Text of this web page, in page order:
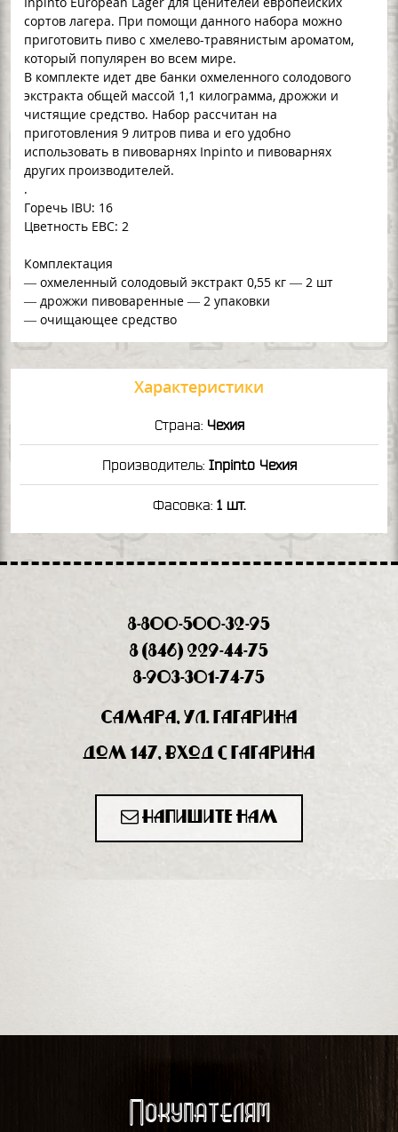
сортов лагера. При помощи данного набора можно
приготовить пиво с хмелево-травянистым ароматом,
который популярен во всем мире.
В комплекте идет две банки охмеленного солодового
экстракта общей массой 1,1 килограмма, дрожжи и
чистящие средство. Набор рассчитан на
приготовления 9 литров пива и его удобно
использовать в пивоварнях Inpinto и пивоварнях
других производителей.
.
Горечь IBU: 16
Цветность EBC: 2
Комплектация
— охмеленный солодовый экстракт 0,55 кг — 2 шт
— дрожжи пивоваренные — 2 упаковки
— очищающее средство
Характеристики
Страна: Чехия
Производитель: Inpinto Чехия
Фасовка: 1 шт.
8-800-500-32-95
8 (846) 229-44-75
8-903-301-74-75
Самара, ул. Гагарина
дом 147, вход с Гагарина
Напишите нам
Покупателям